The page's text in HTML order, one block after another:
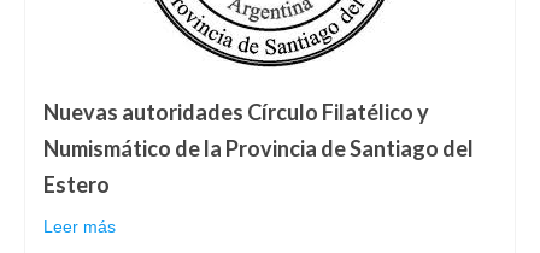
Nuevas autoridades Círculo Filatélico y
Numismático de la Provincia de Santiago del
Estero
Leer más